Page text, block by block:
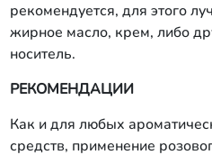
рекомендуется, для этого
жирное масло, крем, либо
носитель.
РЕКОМЕНДАЦИИ
Как и для любых
средств, применение